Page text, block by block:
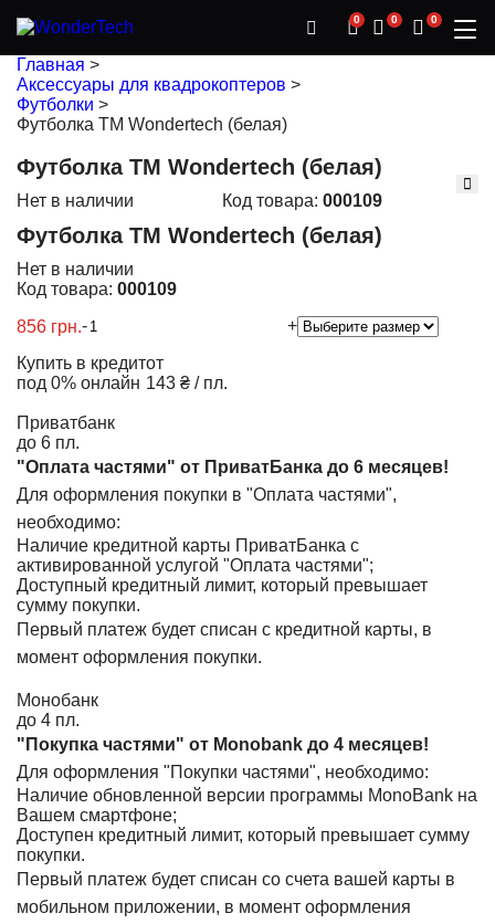
0 0 0
Главная >
Аксессуары для квадрокоптеров >
Футболки >
Футболка TM Wondertech (белая)
Футболка TM Wondertech (белая)
Нет в наличии Код товара: 000109
Футболка TM Wondertech (белая)
Нет в наличии
Код товара: 000109
856 грн.-
+
Купить в кредит
под 0% онлайн
от
143 ₴ / пл.
Приватбанк
до 6 пл.
"Оплата частями" от ПриватБанка до 6 месяцев!
Для оформления покупки в "Оплата частями",
необходимо:
Наличие кредитной карты ПриватБанка с
активированной услугой "Оплата частями";
Доступный кредитный лимит, который превышает
сумму покупки.
Первый платеж будет списан с кредитной карты, в
момент оформления покупки.
Монобанк
до 4 пл.
"Покупка частями" от Monobank до 4 месяцев!
Для оформления "Покупки частями", необходимо:
Наличие обновленной версии программы MonoBank на
Вашем смартфоне;
Доступен кредитный лимит, который превышает сумму
покупки.
Первый платеж будет списан со счета вашей карты в
мобильном приложении, в момент оформления